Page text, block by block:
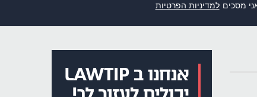
מסכים למדיניות הפרטיות